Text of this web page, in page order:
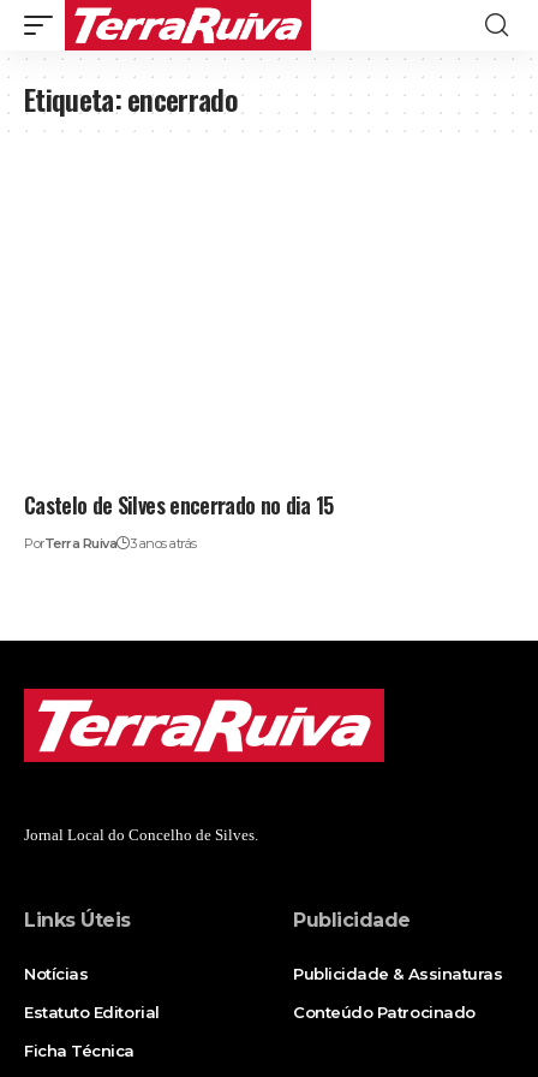
Etiqueta:encerrado
Castelo de Silves encerrado no dia 15
PorTerra Ruiva 3 anos atrás
Jornal Local do Concelho de Silves.
Links Úteis
Notícias
Estatuto Editorial
Ficha Técnica
Publicidade
Publicidade & Assinaturas
Conteúdo Patrocinado